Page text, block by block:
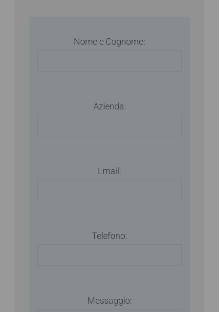
Nome e Cognome:
Azienda:
Email:
Telefono:
Messaggio: